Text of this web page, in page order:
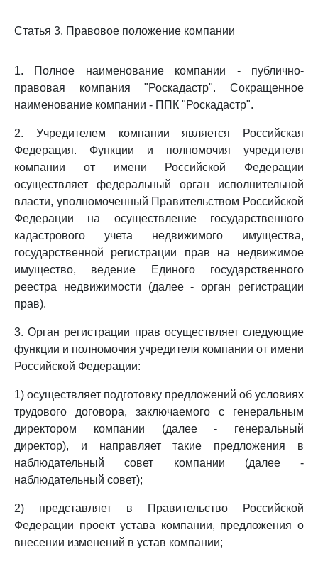
Статья 3. Правовое положение компании
1. Полное наименование компании - публично-
правовая компания "Роскадастр". Сокращенное
наименование компании - ППК "Роскадастр".
2. Учредителем компании является Российская
Федерация. Функции и полномочия учредителя
компании от имени Российской Федерации
осуществляет федеральный орган исполнительной
власти, уполномоченный Правительством Российской
Федерации на осуществление государственного
кадастрового учета недвижимого имущества,
государственной регистрации прав на недвижимое
имущество, ведение Единого государственного
реестра недвижимости (далее - орган регистрации
прав).
3. Орган регистрации прав осуществляет следующие
функции и полномочия учредителя компании от имени
Российской Федерации:
1) осуществляет подготовку предложений об условиях
трудового договора, заключаемого с генеральным
директором компании (далее - генеральный
директор), и направляет такие предложения в
наблюдательный совет компании (далее -
наблюдательный совет);
2) представляет в Правительство Российской
Федерации проект устава компании, предложения о
внесении изменений в устав компании;